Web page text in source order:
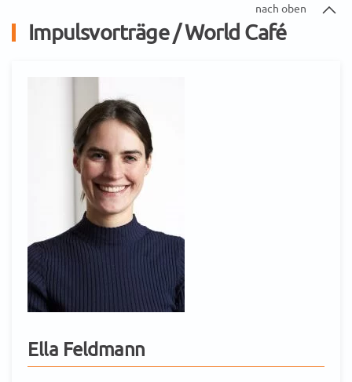
nach oben
Impulsvorträge / World Café
Ella Feldmann